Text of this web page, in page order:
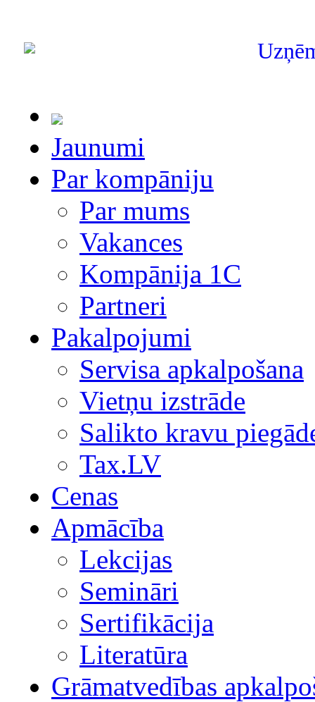
Jaunumi
Par kompāniju
Par mums
Vakances
Kompānija 1С
Partneri
Pakalpojumi
Servisa apkalpošana
Vietņu izstrāde
Salikto kravu
Tax.LV
Cenas
Apmācība
Lekcijas
Semināri
Sertifikācija
Literatūra
Grāmatvedības